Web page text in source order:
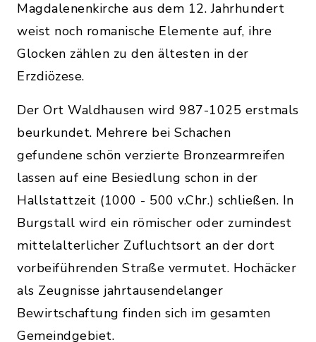
Magdalenenkirche aus dem 12. Jahrhundert
weist noch romanische Elemente auf, ihre
Glocken zählen zu den ältesten in der
Erzdiözese.
Der Ort Waldhausen wird 987-1025 erstmals
beurkundet. Mehrere bei Schachen
gefundene schön verzierte Bronzearmreifen
lassen auf eine Besiedlung schon in der
Hallstattzeit (1000 - 500 v.Chr.) schließen. In
Burgstall wird ein römischer oder zumindest
mittelalterlicher Zufluchtsort an der dort
vorbeiführenden Straße vermutet. Hochäcker
als Zeugnisse jahrtausendelanger
Bewirtschaftung finden sich im gesamten
Gemeindgebiet.